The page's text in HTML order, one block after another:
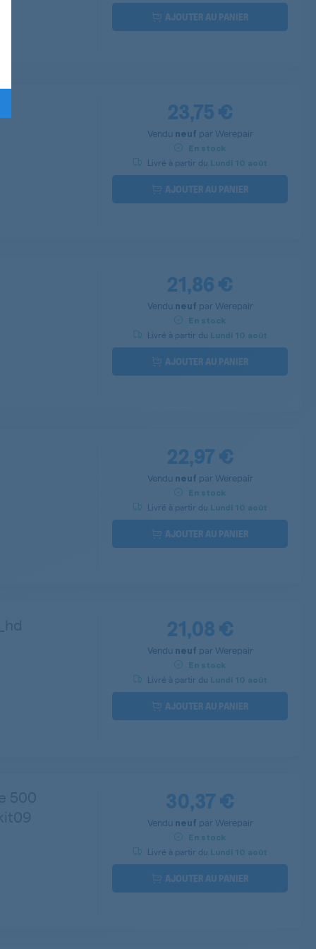
AJOUTER AU PANIER
23,75 €
Vendu neuf par Werepair
En stock
Livré à partir du Lundi 10 août
AJOUTER AU PANIER
21,86 €
Vendu neuf par Werepair
En stock
Livré à partir du Lundi 10 août
AJOUTER AU PANIER
22,97 €
Vendu neuf par Werepair
En stock
Livré à partir du Lundi 10 août
AJOUTER AU PANIER
21,08 €
Vendu neuf par Werepair
En stock
Livré à partir du Lundi 10 août
AJOUTER AU PANIER
30,37 €
Vendu neuf par Werepair
En stock
Livré à partir du Lundi 10 août
AJOUTER AU PANIER